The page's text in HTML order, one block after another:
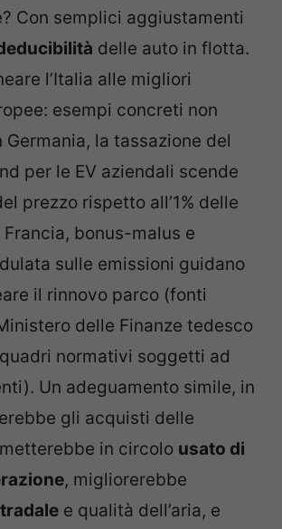
Con semplici aggiustamenti
delle auto in flotta.
l’Italia alle migliori
esempi concreti non
Germania, la tassazione del
per le EV aziendali scende
prezzo rispetto all’1% delle
bonus-malus e
sulle emissioni guidano
il rinnovo parco (fonti
delle Finanze tedesco
normativi soggetti ad
Un adeguamento simile, in
gli acquisti delle
in circolo usato di
, migliorerebbe
e qualità dell’aria, e